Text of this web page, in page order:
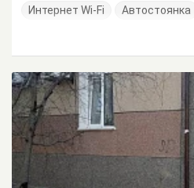
Интернет Wi-Fi Автостоянка